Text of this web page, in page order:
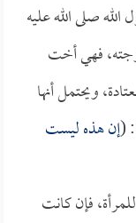
صلى الله عليه
فهي أخت
ويحتمل أنها
(إن هذه ليست
فإن كانت